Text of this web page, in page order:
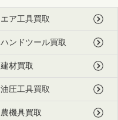
エア工具買取
ハンドツール買取
建材買取
油圧工具買取
農機具買取